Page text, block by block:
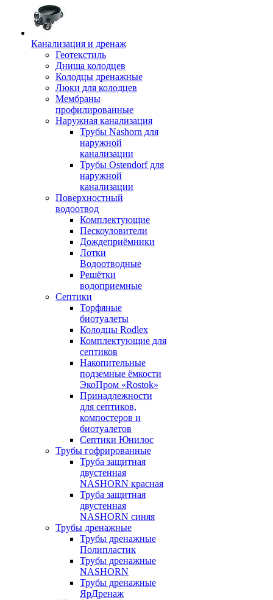
Канализация и дренаж
Геотекстиль
Днища колодцев
Колодцы дренажные
Люки для колодцев
Мембраны
профилированные
Наружная канализация
Трубы Nashorn для
наружной
канализации
Трубы Ostendorf для
наружной
канализации
Поверхностный
водоотвод
Комплектующие
Пескоуловители
Дождеприёмники
Лотки
Водоотводные
Решётки
водоприемные
Септики
Торфяные
биотуалеты
Колодцы Rodlex
Комплектующие для
септиков
Накопительные
подземные ёмкости
ЭкоПром «Rostok»
Принадлежности
для септиков,
компостеров и
биотуалетов
Септики Юнилос
Трубы гофрированные
Труба защитная
двустенная
NASHORN красная
Труба защитная
двустенная
NASHORN синяя
Трубы дренажные
Трубы дренажные
Полипластик
Трубы дренажные
NASHORN
Трубы дренажные
ЯрДренаж